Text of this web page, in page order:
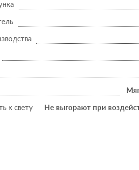
к свету Не выгорают при